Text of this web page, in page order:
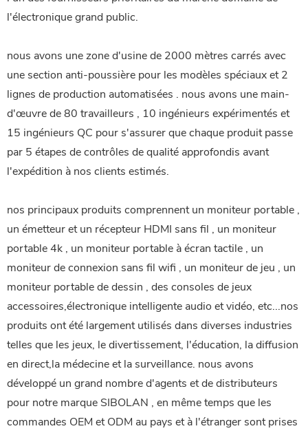
l'électronique grand public.
nous avons une zone d'usine de 2000 mètres carrés avec
une section anti-poussière pour les modèles spéciaux et 2
lignes de production automatisées . nous avons une main-
d'œuvre de 80 travailleurs , 10 ingénieurs expérimentés et
15 ingénieurs QC pour s'assurer que chaque produit passe
par 5 étapes de contrôles de qualité approfondis avant
l'expédition à nos clients estimés.
nos principaux produits comprennent un moniteur portable ,
un émetteur et un récepteur HDMI sans fil , un moniteur
portable 4k , un moniteur portable à écran tactile , un
moniteur de connexion sans fil wifi , un moniteur de jeu , un
moniteur portable de dessin , des consoles de jeux
accessoires,électronique intelligente audio et vidéo, etc...nos
produits ont été largement utilisés dans diverses industries
telles que les jeux, le divertissement, l'éducation, la diffusion
en direct,la médecine et la surveillance. nous avons
développé un grand nombre d'agents et de distributeurs
pour notre marque SIBOLAN , en même temps que les
commandes OEM et ODM au pays et à l'étranger sont prises